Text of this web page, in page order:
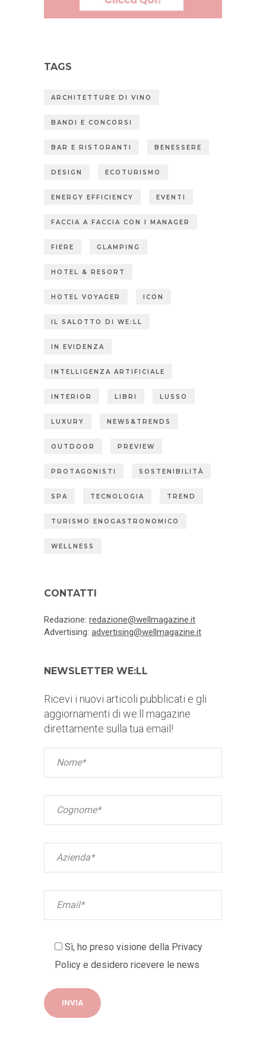
TAGS
ARCHITETTURE DI VINO
BANDI E CONCORSI
BAR E RISTORANTI BENESSERE
DESIGN ECOTURISMO
ENERGY EFFICIENCY EVENTI
FACCIA A FACCIA CON I MANAGER
FIERE GLAMPING
HOTEL & RESORT
HOTEL VOYAGER ICON
IL SALOTTO DI WE:LL
IN EVIDENZA
INTELLIGENZA ARTIFICIALE
INTERIOR LIBRI LUSSO
LUXURY NEWS&TRENDS
OUTDOOR PREVIEW
PROTAGONISTI SOSTENIBILITÀ
SPA TECNOLOGIA TREND
TURISMO ENOGASTRONOMICO
WELLNESS
CONTATTI
Redazione: redazione@wellmagazine.it
Advertising: advertising@wellmagazine.it
NEWSLETTER WE:LL
Ricevi i nuovi articoli pubblicati e gli
aggiornamenti di we:ll magazine
direttamente sulla tua email!
Sì, ho preso visione della Privacy
Policy e desidero ricevere le news